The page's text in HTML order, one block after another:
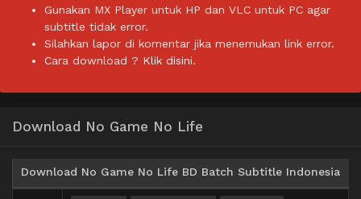
Gunakan MX Player untuk HP dan VLC untuk PC agar
subtitle tidak error.
Silahkan lapor di komentar jika menemukan link error.
Cara download ? Klik disini.
Download No Game No Life
Download No Game No Life BD Batch Subtitle Indonesia